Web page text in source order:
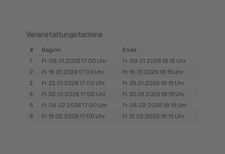
Veranstaltungstermine
# Beginn
Ende
1.
Fr. 09.01.2026 17:00 Uhr
Fr. 09.01.2026 18:15 Uhr
2.
Fr. 16.01.2026 17:00 Uhr
Fr. 16.01.2026 18:15 Uhr
3.
Fr. 23.01.2026 17:00 Uhr
Fr. 23.01.2026 18:15 Uhr
4.
Fr. 30.01.2026 17:00 Uhr
Fr. 30.01.2026 18:15 Uhr
5.
Fr. 06.02.2026 17:00 Uhr
Fr. 06.02.2026 18:15 Uhr
6.
Fr. 13.02.2026 17:00 Uhr Fr. 13.02.2026 18:15 Uhr